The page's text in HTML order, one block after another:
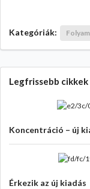
Kategóriák: Folyam
Legfrissebb cikkek
Koncentráció – új
Érkezik az új kiadás